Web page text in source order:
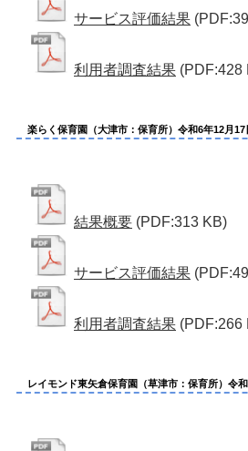
サービス評価結果
利用者調査結果 (PDF:428
楽らく保育園（大津市：保育所）令和6年12月17
結果概要 (PDF:313 KB)
サービス評価結果
利用者調査結果 (PDF:266
レイモンド東矢倉保育園（草津市：保育所）令